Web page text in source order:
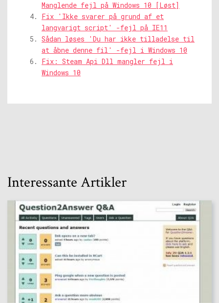
Manglende fejl på Windows 10 [Løst]
Fix 'Ikke svarer på grund af et
langvarigt script' -fejl på IE11
Sådan løses 'Du har ikke tilladelse til
at åbne denne fil' -fejl i Windows 10
Fix: Steam Api Dll mangler fejl i
Windows 10
Interessante Artikler